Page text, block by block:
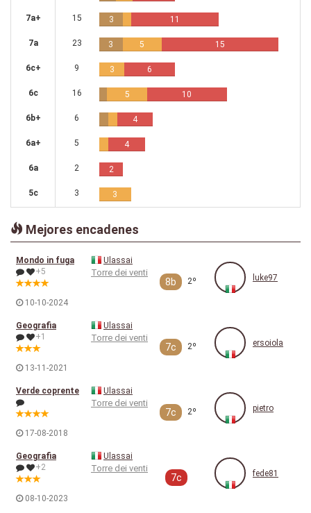
7a+ 15 3 11
7a 23 3 5 15
6c+ 9 3 6
6c 16 5 10
6b+ 6 4
6a+ 5 4
6a 2 2
5c 3 3
Mejores encadenes
Mondo in fuga
+5
10-10-2024
Ulassai
Torre dei venti
8b 2º luke97
Geografia
+1
13-11-2021
Ulassai
Torre dei venti
7c 2º ersoiola
Verde coprente
17-08-2018
Ulassai
Torre dei venti
7c 2º pietro
Geografia
+2
08-10-2023
Ulassai
Torre dei venti
7c fede81